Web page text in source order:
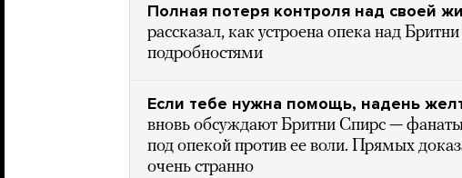
Полная потеря контроля над своей
рассказал, как устроена опека над
подробностями
Если тебе нужна помощь, надень
вновь обсуждают Бритни Спирс — фанаты
под опекой против ее воли. Прямых
очень странно